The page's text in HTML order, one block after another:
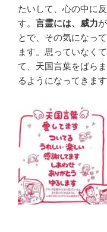
たいして、心の中に
す。 言霊には、威力
とで、その気になっ
ます。思っていなく
て、天国言葉をばら
るようになってきます